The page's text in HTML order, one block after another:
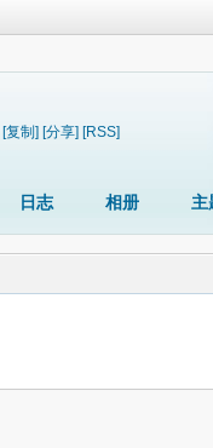
[复制] [分享] [RSS]
日志 相册 主